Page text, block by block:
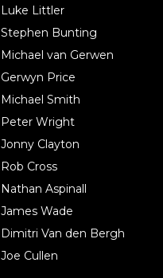
Luke Littler
Stephen Bunting
Michael van Gerwen
Gerwyn Price
Michael Smith
Peter Wright
Jonny Clayton
Rob Cross
Nathan Aspinall
James Wade
Dimitri Van den Bergh
Joe Cullen